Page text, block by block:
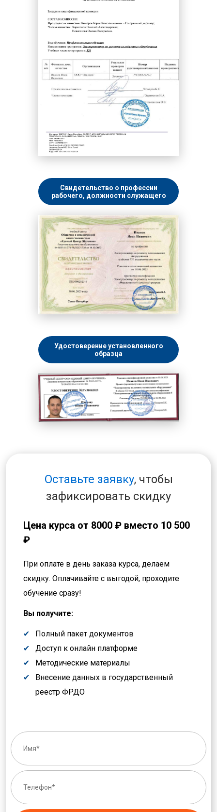
Чистильщик
Шлифовщик
Штамповщик
Экология и природопользование
Электромонтер
Электротехника и энергетика
Свидетельство о профессии
рабочего, должности служащего
Удостоверение установленного
образца
Оставьте заявку, чтобы
зафиксировать скидку
Цена курса от 8000 ₽ вместо 10 500
₽
При оплате в день заказа курса, делаем
скидку. Оплачивайте с выгодой, проходите
обучение сразу!
Вы получите:
Полный пакет документов
Доступ к онлайн платформе
Методические материалы
Внесение данных в государственный
реестр ФРДО